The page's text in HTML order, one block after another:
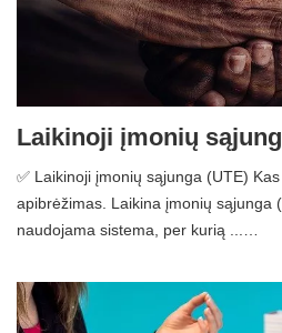
Laikinoji įmonių
✅ Laikinoji įmonių sąjunga (UTE)
apibrėžimas. Laikina įmonių sąjunga
naudojama sistema, per kurią ...…